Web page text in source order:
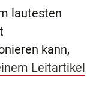
lautesten
kann,
Leitartikel